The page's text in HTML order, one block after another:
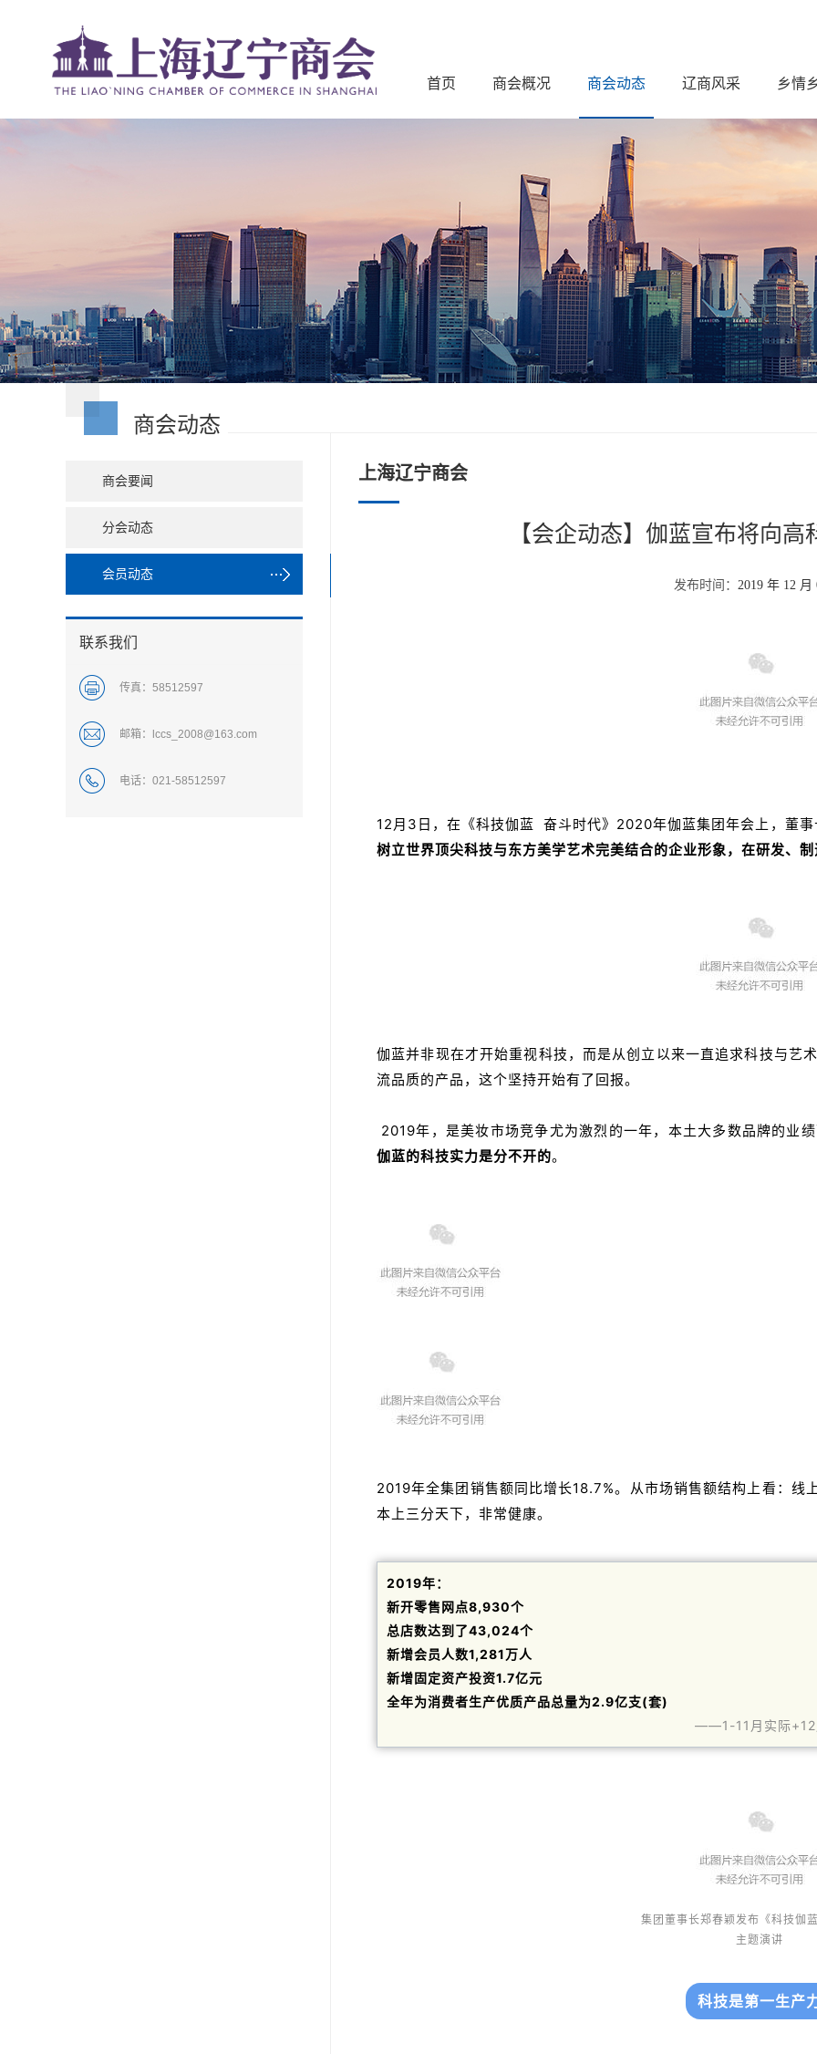
首页 商会概况 商会动态 辽商风采 乡情
商会动态
商会要闻
分会动态
会员动态
联系我们
传真： 58512597
邮箱： lccs_2008@163.com
电话： 021-58512597
上海辽宁商会
【会企动态】伽蓝宣布将向高
发布时间： 2019 年 12 月
​12月3日，在《科技伽蓝 奋斗时代》2020年伽蓝集团年会上，董事
树立世界顶尖科技与东方美学艺术完美结合的企业形象，在研发、
伽蓝并非现在才开始重视科技，而是从创立以来一直追求科技与艺
流品质的产品，这个坚持开始有了回报。
2019年，是美妆市场竞争尤为激烈的一年，本土大多数品牌的业
伽蓝的科技实力是分不开的。
2019年全集团销售额同比增长18.7%。 从市场销售额结构上看： 线
本上三分天下，非常健康。
2019年：
新开零售网点8,930个
总店数达到了43,024个
新增会员人数1,281万人
新增固定资产投资1.7亿元
全年为消费者生产优质产品总量为2.9亿支(套)
——1-11月实际+12
集团董事长郑春颖发布《科技伽
主题演讲
科技是第一生产